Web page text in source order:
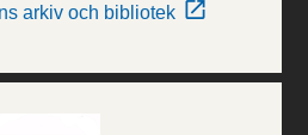
arkiv och bibliotek